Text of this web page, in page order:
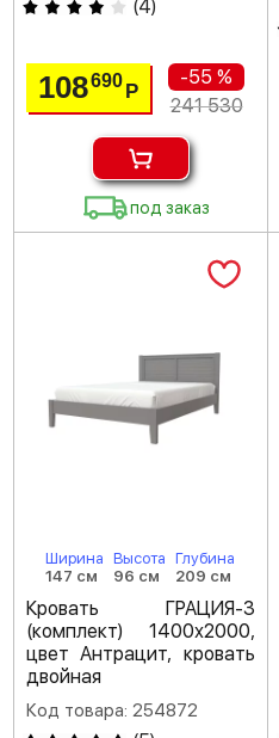
(4)
108690Р
-55 %
241 530
под заказ
Ширина
147 см
Высота
96 см
Глубина
209 см
Кровать ГРАЦИЯ-3
(комплект) 1400х2000,
цвет Антрацит, кровать
двойная
Код товара: 254872